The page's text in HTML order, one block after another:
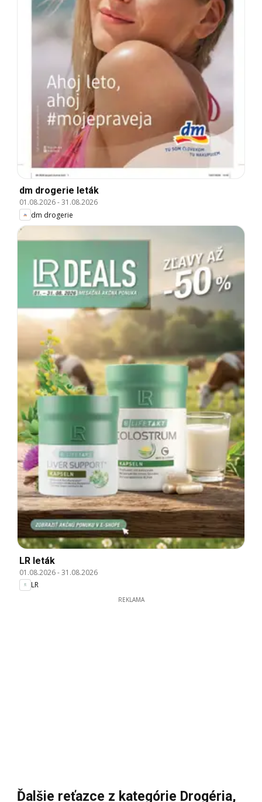
dm drogerie leták
01.08.2026-31.08.2026
dm drogerie
LR leták
01.08.2026-31.08.2026
LR
REKLAMA
Ďalšie reťazce z kategórie Drogéria,